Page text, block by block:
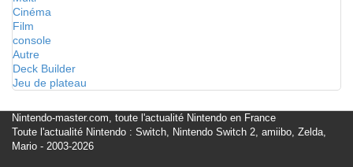
Cinéma
Film
console
Autre
Deck Builder
Jeu de plateau
Nintendo-master.com, toute l'actualité Nintendo en France
Toute l'actualité Nintendo : Switch, Nintendo Switch 2, amiibo, Zelda,
Mario - 2003-2026